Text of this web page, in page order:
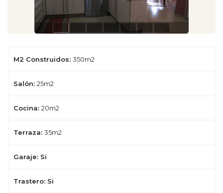
M2 Construidos: 350m2
Salón: 25m2
Cocina: 20m2
Terraza: 35m2
Garaje: Si
Trastero: Si